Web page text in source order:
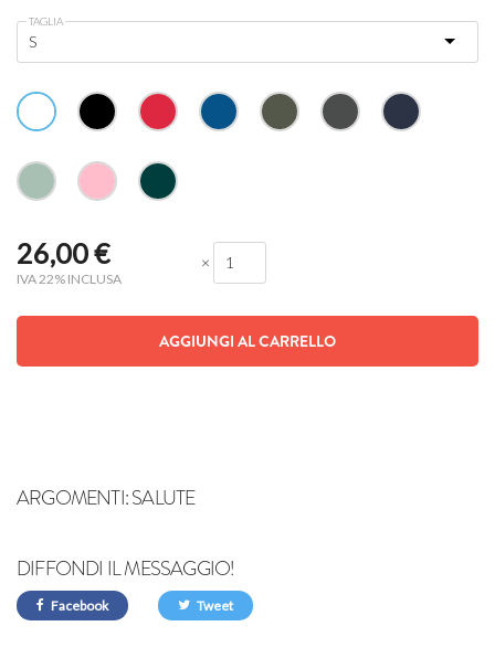
TAGLIA
26,00€
IVA 22% INCLUSA
×
AGGIUNGI AL CARRELLO
ARGOMENTI:SALUTE
DIFFONDI IL MESSAGGIO!
Facebook Tweet